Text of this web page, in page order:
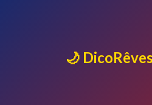
🌙 DicoRêves